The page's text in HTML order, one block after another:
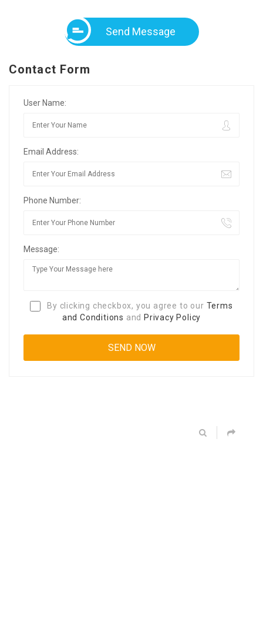
Send Message
Contact Form
User Name:
Email Address:
Phone Number:
Message:
By clicking checkbox, you agree to our Terms
and Conditions and Privacy Policy